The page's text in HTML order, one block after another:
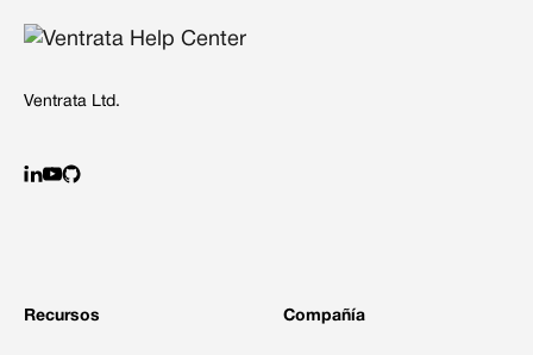
Ventrata Ltd.
Recursos Compañía